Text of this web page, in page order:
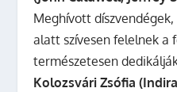
Meghívott
alatt szívesen felelnek a
természetesen
Kolozsvári Zsófia